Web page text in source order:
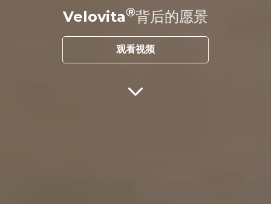
Velovita 背后的愿景
观看视频